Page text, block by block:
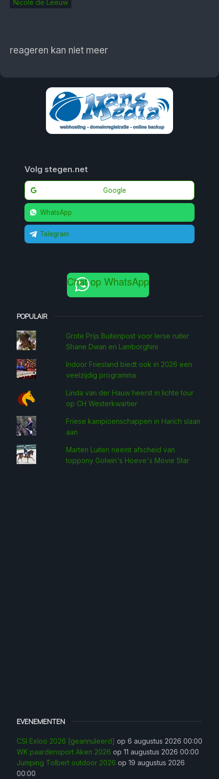
Nicole de Leeuw
reageren kan niet meer
Volg stegen.net
Google
WhatsApp
Telegram
Chat op WhatsApp
POPULAIR
Grote Prijs Buitenpost voor Ierse ruiter
Shane Dwan en Lamborghini
Indoor Friesland biedt ook in 2026 een
veelzijdig programma
Linda van der Hauw heerst in lichte tour
op CH Westerkwartier
Friese kampioenschappen in Harich slaan
aan
Marten Luiten neemt afscheid van
toppony Golwin's Hoeve's Movie Star
EVENEMENTEN
CSI Exloo 2026 [geannuleerd] op 6 augustus 2026 00:00
WK paardensport Aken 2026 op 11 augustus 2026 00:00
Jumping Tolbert outdoor 2026 op 19 augustus 2026
00:00